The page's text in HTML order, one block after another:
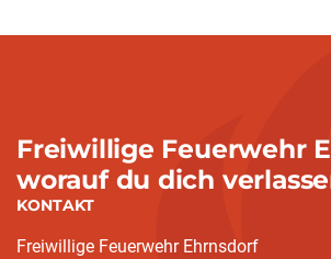
Freiwillige Feuerwehr
worauf du dich
KONTAKT
Freiwillige Feuerwehr Ehrnsdorf